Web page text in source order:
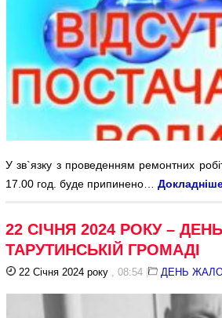
У зв`язку з проведенням ремонтних
17.00 год. буде припинено…
22 СІЧНЯ 2024 РОКУ –
ТАРУТИНСЬКІЙ ГРОМАДІ
22 Січня 2024 року , 08:54 | ДЕНЬ